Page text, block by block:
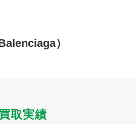
プライバシーポリシー
規約・同意書
）
買取実績